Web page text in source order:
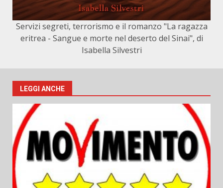
Servizi segreti, terrorismo e il romanzo "La ragazza
eritrea - Sangue e morte nel deserto del Sinai", di
Isabella Silvestri
LEGGI ANCHE